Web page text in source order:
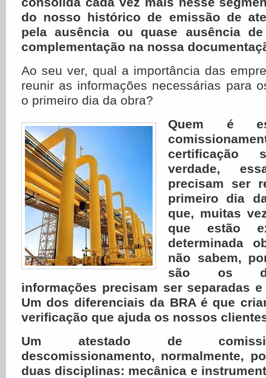
do nosso histórico de emissão de
pela ausência ou quase ausência
complementação na nossa
Ao seu ver, qual a importância das
reunir as informações necessárias para
o primeiro dia da obra?
Quem é
certificação
verdade,
precisam ser
primeiro dia
que, muitas
que estão
determinada
não sabem,
são os
informações precisam ser separadas
Um dos diferenciais da BRA é que
verificação que ajuda os nossos
Um atestado de
descomissionamento, normalmente,
duas disciplinas: mecânica e